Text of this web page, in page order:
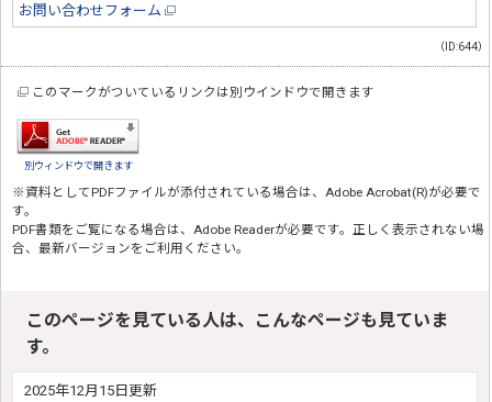
お問い合わせフォーム
（ID:644）
このマークがついているリンクは別ウインドウで開きます
別ウィンドウで開きます
※資料としてPDFファイルが添付されている場合は、 Adobe Acrobat(R)が必要で
す。
PDF書類をご覧になる場合は、 Adobe Readerが必要です。正しく表示されない場
合、最新バージョンをご利用ください。
このページを見ている人は、こんなページも見ていま
す。
2025年12月15日更新